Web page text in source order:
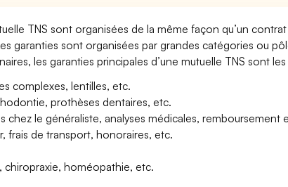
TNS sont organisées de la même façon qu’un
garanties sont organisées par grandes catégories ou
les garanties principales d’une mutuelle TNS sont
complexes, lentilles, etc.
prothèses dentaires, etc.
chez le généraliste, analyses médicales, remboursement
frais de transport, honoraires, etc.
chiropraxie, homéopathie, etc.